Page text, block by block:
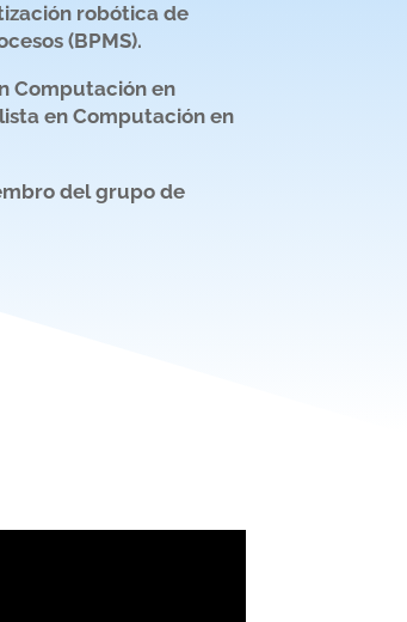
robótica de
(BPMS).
Computación en
en Computación en
del grupo de